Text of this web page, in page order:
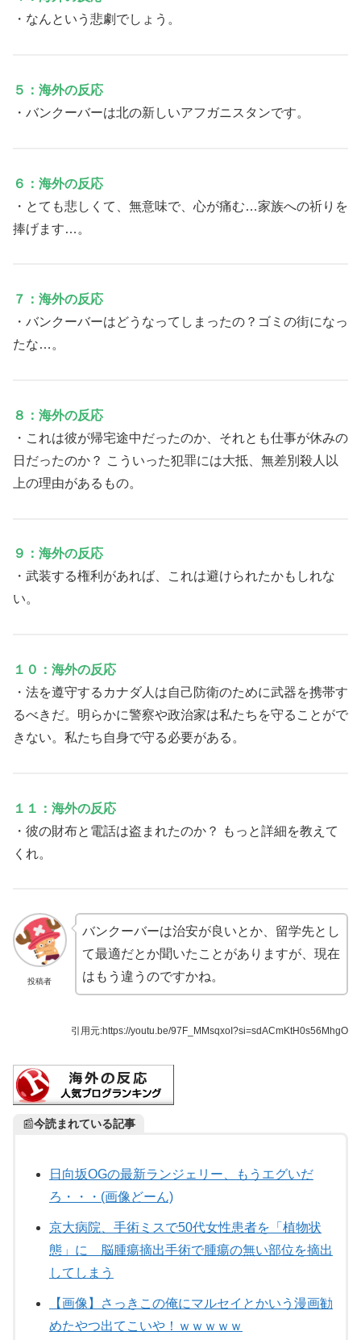
・なんという悲劇でしょう。
５：海外の反応
・バンクーバーは北の新しいアフガニスタンです。
６：海外の反応
・とても悲しくて、無意味で、心が痛む…家族への祈りを
捧げます…。
７：海外の反応
・バンクーバーはどうなってしまったの？ゴミの街になっ
たな…。
８：海外の反応
・これは彼が帰宅途中だったのか、それとも仕事が休みの
日だったのか？ こういった犯罪には大抵、無差別殺人以
上の理由があるもの。
９：海外の反応
・武装する権利があれば、これは避けられたかもしれな
い。
１０：海外の反応
・法を遵守するカナダ人は自己防衛のために武器を携帯す
るべきだ。明らかに警察や政治家は私たちを守ることがで
きない。私たち自身で守る必要がある。
１１：海外の反応
・彼の財布と電話は盗まれたのか？ もっと詳細を教えて
くれ。
投稿者
バンクーバーは治安が良いとか、留学先とし
て最適だとか聞いたことがありますが、現在
はもう違うのですかね。
引用元:https://youtu.be/97F_MMsqxoI?si=sdACmKtH0s56MhgO
📰今読まれている記事
日向坂OGの最新ランジェリー、もうエグいだ
ろ・・・(画像どーん)
京大病院、手術ミスで50代女性患者を「植物状
態」に 脳腫瘍摘出手術で腫瘍の無い部位を摘出
してしまう
【画像】さっきこの俺にマルセイとかいう漫画勧
めたやつ出てこいや！ｗｗｗｗｗ